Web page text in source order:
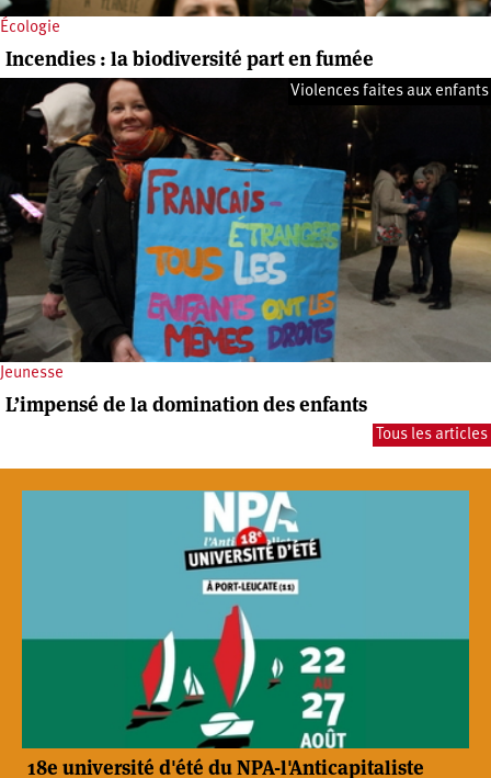
Écologie
Incendies : la biodiversité part en fumée
Jeunesse
Violences faites aux enfants
L’impensé de la domination des enfants
Tous les articles
18e université d'été du NPA-l'Anticapitaliste